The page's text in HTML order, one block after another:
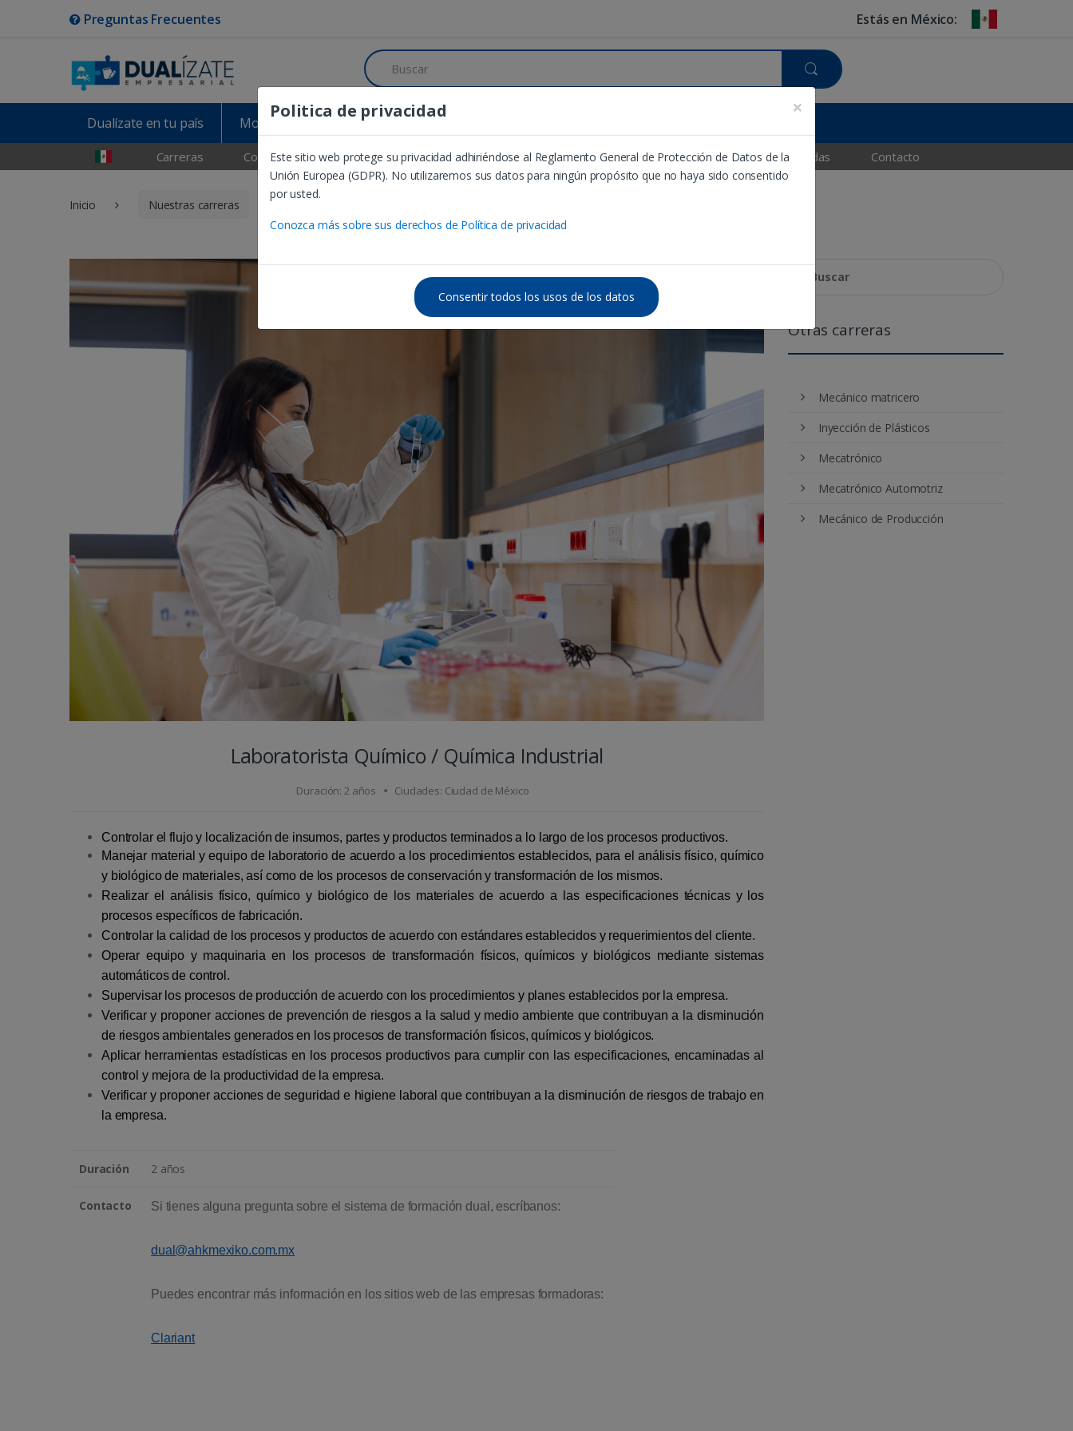
Preguntas Frecuentes Estás en México:
B
u
s
a
Dualízate en tu país Modelo de aprendizaje dual
Carreras Colaboradores Formación de formadores - AdA Marco legal Capacitaciones relacionadas Contacto
Inicio Nuestras carreras
Laboratorista Químico / Química Industrial
Duración: 2 años Ciudades: Ciudad de México
Controlar el flujo y localización de insumos, partes y productos terminados a lo largo de los procesos productivos.
Manejar material y equipo de laboratorio de acuerdo a los procedimientos establecidos, para el análisis físico, químico
y biológico de materiales, así como de los procesos de conservación y transformación de los mismos.
Realizar el análisis físico, químico y biológico de los materiales de acuerdo a las especificaciones técnicas y los
procesos específicos de fabricación.
Controlar la calidad de los procesos y productos de acuerdo con estándares establecidos y requerimientos del cliente.
Operar equipo y maquinaria en los procesos de transformación físicos, químicos y biológicos mediante sistemas
automáticos de control.
Supervisar los procesos de producción de acuerdo con los procedimientos y planes establecidos por la empresa.
Verificar y proponer acciones de prevención de riesgos a la salud y medio ambiente que contribuyan a la disminución
de riesgos ambientales generados en los procesos de transformación físicos, químicos y biológicos.
Aplicar herramientas estadísticas en los procesos productivos para cumplir con las especificaciones, encaminadas al
control y mejora de la productividad de la empresa.
Verificar y proponer acciones de seguridad e higiene laboral que contribuyan a la disminución de riesgos de trabajo en
la empresa.
Duración 2 años
Contacto Si tienes alguna pregunta sobre el sistema de formación dual, escríbanos:
dual@ahkmexiko.com.mx
Puedes encontrar más información en los sitios web de las empresas formadoras:
Clariant
Buscar:
Otras carreras
Mecánico matricero
Inyección de Plásticos
Mecatrónico
Mecatrónico Automotriz
Mecánico de Producción
Politica de privacidad ×
Este sitio web protege su privacidad adhiriéndose al Reglamento General de Protección de Datos de la
Unión Europea (GDPR). No utilizaremos sus datos para ningún propósito que no haya sido consentido
por usted.
Conozca más sobre sus derechos de Política de privacidad
Consentir todos los usos de los datos